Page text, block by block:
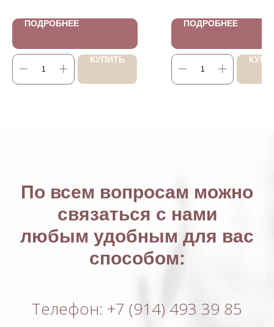
ПОДРОБНЕЕ
КУПИТЬ
ПОДРОБНЕЕ
По всем вопросам можно
связаться с нами
любым удобным для вас
способом:
Телефон: +7 (914) 493 39 85